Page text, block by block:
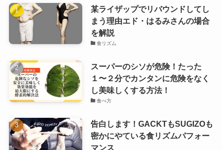
某ライザップでリバウンドしてし
まう理由エド・はるみさんの場合
を解説
食リズム
スーパーのシソが危険！たった
１〜２分でカンタンに危険をなく
し美味しくする方法！
食べ方
告白します！GACKTもSUGIZOも
密かにやている食リズムパフォー
マンス